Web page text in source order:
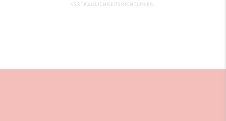
VERTRAULICHKEITSRICHTLINIEN.